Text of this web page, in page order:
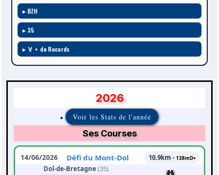
BZH
35
🏅 + de Records
2026
Voir les Stats de l'année
Ses Courses
14/06/2026 Défi du Mont-Dol 10.9km - 138mD+
Dol-de-Bretagne (35)